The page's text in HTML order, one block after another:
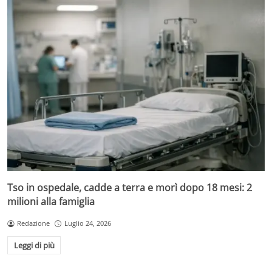
Tso in ospedale, cadde a terra e morì dopo 18 mesi: 2
milioni alla famiglia
Redazione Luglio 24, 2026
Leggi di più